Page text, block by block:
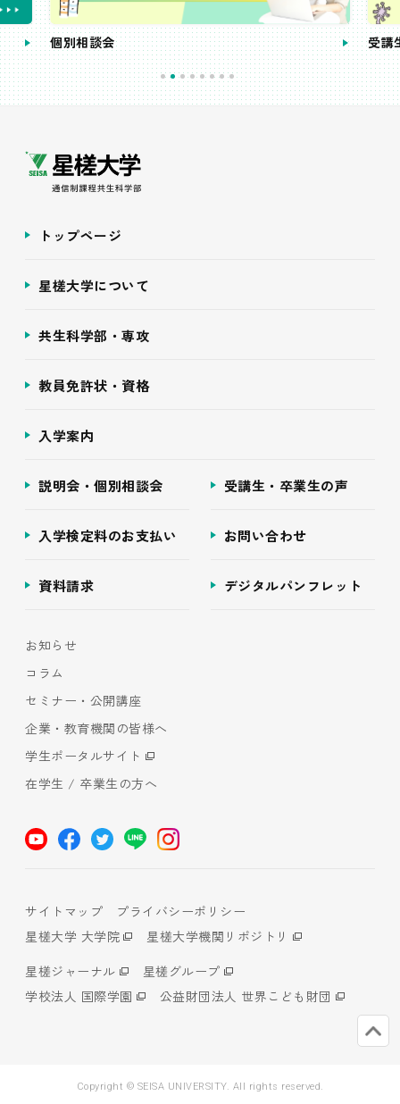
個別相談会 受講
トップページ
星槎大学について
共生科学部・専攻
教員免許状・資格
入学案内
説明会・個別相談会 受講生・卒業生の声
入学検定料のお支払い お問い合わせ
資料請求 デジタルパンフレット
お知らせ
コラム
セミナー・公開講座
企業・教育機関の皆様へ
学生ポータルサイト
在学生 / 卒業生の方へ
サイトマップ
プライバシーポリシー
星槎大学 大学院
星槎大学機関リポジトリ
星槎ジャーナル
星槎グループ
学校法人 国際学園
公益財団法人 世界こども財団
Copyright © SEISA UNIVERSITY. All rights reserved.